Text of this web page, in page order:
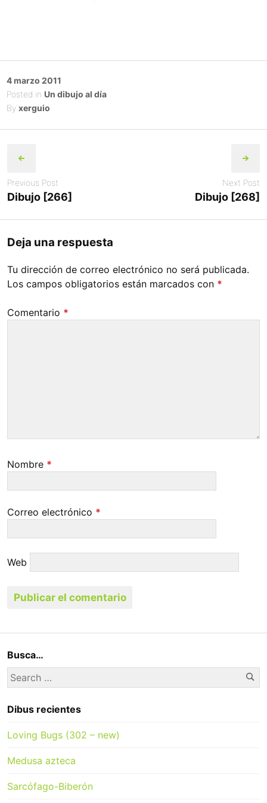
Posted
on
4 marzo 2011
Posted in Un dibujo al día
By xerguio
navigation
Previous Post
Dibujo [266]
Next Post
Dibujo [268]
Deja una respuesta
Tu dirección de correo electrónico no será publicada.
Los campos obligatorios están marcados con *
Comentario *
Nombre *
Correo electrónico *
Web
Busca…
Search
for:
Dibus recientes
Loving Bugs (302 – new)
Medusa azteca
Sarcófago-Biberón